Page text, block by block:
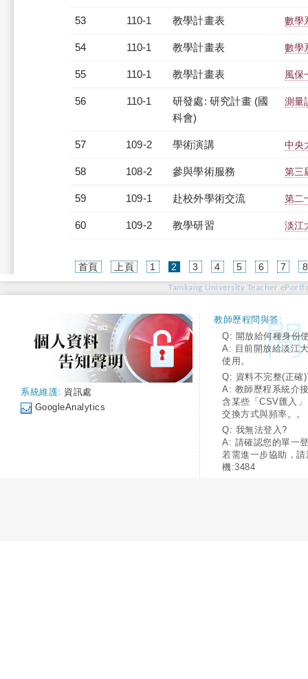
53 110-1 教學計畫表 數學
54 110-1 教學計畫表 數學
55 110-1 教學計畫表 風
56 110-1
研發處: 研究計畫 (國
科會)
測量
57 109-2 學術演講 中央
58 108-2 參與學術服務 第三
59 109-1 赴校外學術交流 第二
60 109-2 教學研習 淡江
首頁 上頁 1 2 (current)
3 4 5 6 7 8
Tamkang University Teacher
系統維護: 資訊處
GoogleAnalytics
教師歷程問與答:
Q: 開放給何種身份
A: 目前開放給淡江
使用。
Q: 資料不完整(正確
A: 教師歷程系統介
含某些「CSV匯入
交換方式與頻率。。
Q: 我無法登入?
A: 請確認您的單一
若需進一步協助，
機:3484